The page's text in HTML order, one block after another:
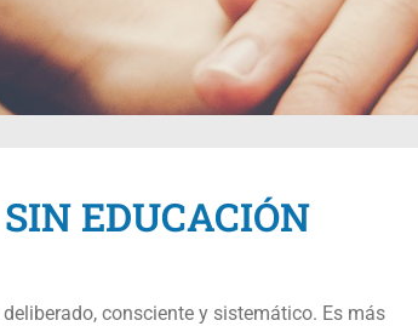
EDUCACIÓN
consciente y sistemático. Es más